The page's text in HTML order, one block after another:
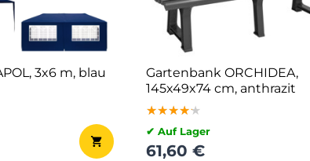
3x6 m, blau
Gartenbank ORCHIDEA,
145x49x74 cm, anthrazit
★★★★★
★★★★★
★★★★★
✔ Auf Lager
61,60 €